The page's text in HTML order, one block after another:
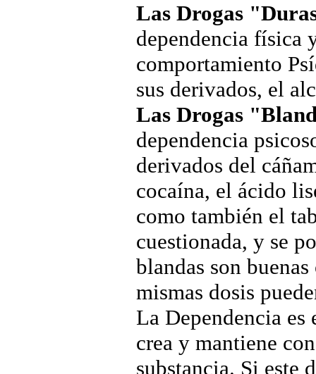
Las Drogas
dependencia física
comportamiento
sus derivados, el
Las Drogas
dependencia
derivados del
cocaína, el ácido
como también el
cuestionada, y se
blandas son
mismas dosis
La Dependencia
crea y mantiene
substancia. Si este